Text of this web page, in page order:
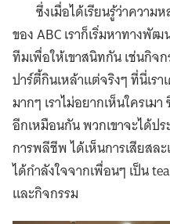
ซึ่งเมื่อได้เรียนรู้ว่าความ
ของ ABC เราก็เริ่มหาทางพั
ทีมเพื่อให้เขาสนิทกัน เช่นกิจ
ปาร์ตี้กินเหล้าแต่จริงๆ ที่นี่เร
มากๆ เราไม่อยากเห็นใครเม
อีกเหมือนกัน พวกเขาจะได้ป
การพลีชีพ ได้เห็นการเสียสล
ได้กำลังใจจากเพื่อนๆ เป็น
และกิจกรรม